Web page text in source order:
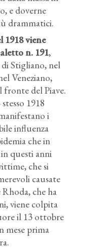
e doverne
drammatici.
viene
n. 191,
Stigliano, nel
Veneziano,
del Piave.
1918
i
influenza
che in
questi anni
che si
causate
che ha
viene colpita
il 13 ottobre
mese prima